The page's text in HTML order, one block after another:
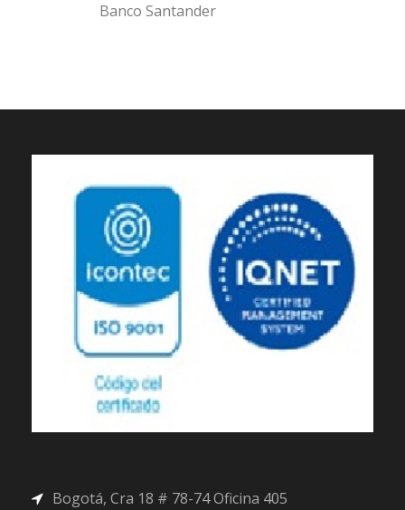
Banco Santander
Bogotá, Cra 18 # 78-74 Oficina 405